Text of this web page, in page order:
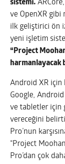
sistemi.
ve OpenXR gibi
ilk geliştirici ön
yeni işletim
“Project
harmanlayacak
Android XR için
Google,
ve tabletler için
vereceğini
Pro’nun
“Project
Pro’dan çok